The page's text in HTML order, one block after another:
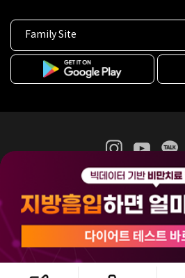
Family Site
365mc 병·의원 이용약관
홈
비급여진료수가
(주)365mcㅣ서울특별시 서초구 서초대로52
120-87-04354ㅣ김
COPYRIGHT(C) 2025 365mc. ALL